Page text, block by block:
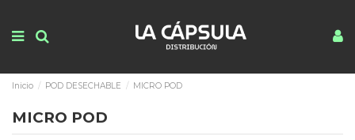
Inicio POD DESECHABLE MICRO POD
MICRO POD